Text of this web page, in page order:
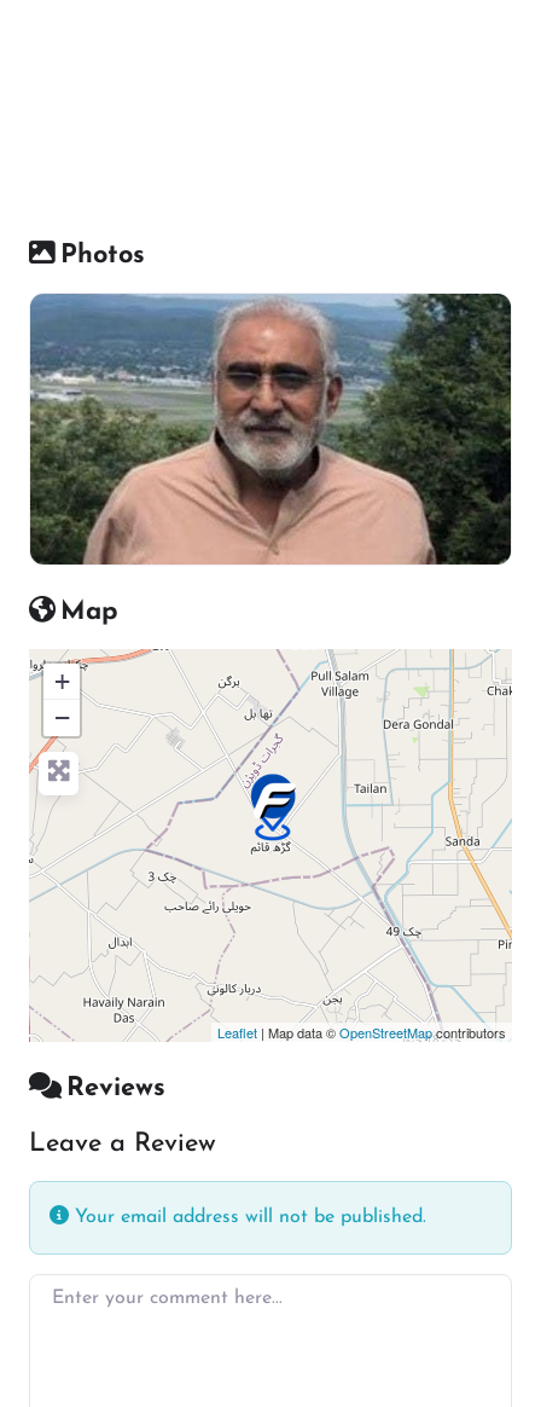
Photos
Map
+
−
Press Enter key to search
Leaflet | Map data ©OpenStreetMapcontributors
Reviews
Leave a Review
Your email address will not be published.
Enter your comment here…